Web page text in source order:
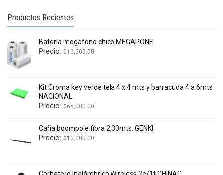
Productos Recientes
Bateria megáfono chico MEGAPONE
Precio: $10,500.00
Kit Croma key verde tela 4 x 4 mts y barracuda 4 a 6mts
NACIONAL
Precio: $65,000.00
Caña boompole fibra 2,30mts. GENKI
Precio: $13,000.00